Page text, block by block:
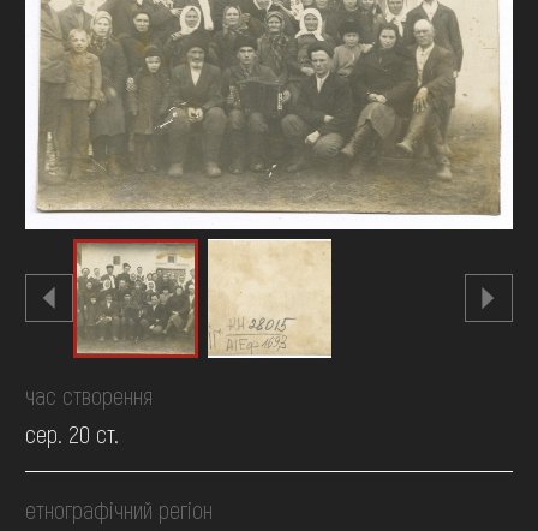
ОНЛАЙН-КРАМНИЦЯ
ПІДТРИМАТИ
час створення
сер. 20 ст.
етнографічний регіон